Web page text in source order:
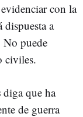
con la
a
No puede
civiles.
diga que ha
de guerra